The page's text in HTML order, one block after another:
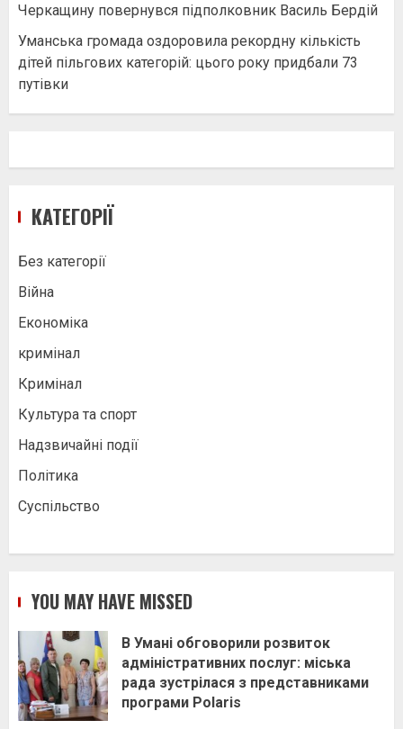
Черкащину повернувся підполковник Василь Бердій
Уманська громада оздоровила рекордну кількість
дітей пільгових категорій: цього року придбали 73
путівки
КАТЕГОРІЇ
Без категорії
Війна
Економіка
кримінал
Кримінал
Культура та спорт
Надзвичайні події
Політика
Суспільство
YOU MAY HAVE MISSED
В Умані обговорили розвиток
адміністративних послуг: міська
рада зустрілася з представниками
програми Polaris